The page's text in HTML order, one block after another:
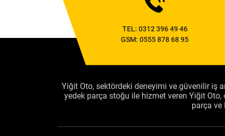
TEL: 0312 396 49 46
GSM:0555 878 68 95
Yiğit Oto, sektördeki deneyimi ve güvenilir iş
yedek parça stoğu ile hizmet veren Yiğit Oto,
parça ve